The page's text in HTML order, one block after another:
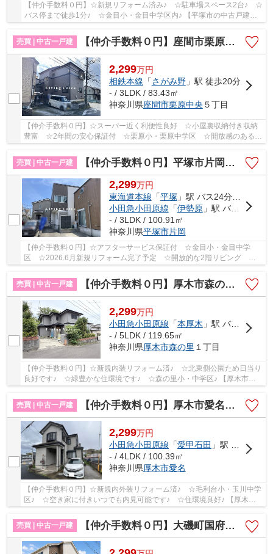
【仲介手数料０円】☆新規リフォーム済み♪ ☆駐車場スペース2台♪ ☆
バス停まで徒歩1分♪ ☆金目小・金目中学区内♪ 【平塚市の中古戸建て
売買 | 中古一戸建
【仲介手数料０円】座間市栗原中央5丁目 中古一戸建て
2,299万円
相鉄本線 「さがみ野」駅 徒歩20分
- / 3LDK / 83.43㎡
神奈川県座間市栗原中央 ５丁目
【仲介手数料０円】☆スーパー近く利便性良好 ☆小屋裏収納付き収納
豊富 ☆2年間の安心保証付 ☆栗原小・栗原中学区 ☆開放感のある角
売買 | 中古一戸建
【仲介手数料０円】平塚市片岡 中古一戸建て
2,299万円
東海道本線 「平塚 」駅 バス24分 「片岡（神奈川県）」 停歩9分
小田急小田原線 「伊勢原」駅 バス21分 「平塚西郵便局前」 停歩3分
- / 3LDK / 100.91㎡
神奈川県平塚市片岡
【仲介手数料０円】☆アフターサービス保証付 ☆金目小・金目中学
区 ☆2026.6月新規リフォーム完了予定 ☆開放的な2階リビング ☆
リビングイン階段 ☆コンビニ徒歩圏内♪ 【平塚市の中古...
売買 | 中古一戸建
【仲介手数料０円】厚木市森の里1丁目 中古戸建
2,299万円
小田急小田原線 「本厚木 」駅 バス24分 「森の里1丁目」 停歩5分
- / 5LDK / 119.65㎡
神奈川県厚木市森の里 １丁目
【仲介手数料０円】☆新規内装リフォーム済♪ ☆北東側公園ため日当り
良好です♪ ☆緑豊かな住環境です♪ ☆森の里小・中学区♪ 【厚木市の
中古戸建の事ならリビングボイスにお任せ下さい！】
売買 | 中古一戸建
【仲介手数料０円】厚木市愛名 中古戸建
2,299万円
小田急小田原線 「愛甲石田 」駅 バス10分 「宮地」 停歩1分
- / 4LDK / 100.39㎡
神奈川県厚木市愛名
【仲介手数料０円】☆新規内外装リフォーム済♪ ☆毛利台小・玉川中学
区♪ ☆空き家に付きいつでも内見可能です♪ ☆住環境良好♪ 【厚木市
の中古戸建の事ならリビングボイスにお任せ下さい...
売買 | 中古一戸建
【仲介手数料０円】大磯町国府本郷 中古戸建